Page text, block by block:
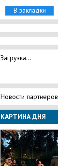
В закладки
Загрузка...
Новости партнеров
КАРТИНА ДНЯ